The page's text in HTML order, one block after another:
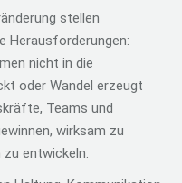
stellen
Herausforderungen:
nicht in die
oder Wandel erzeugt
Teams und
wirksam zu
zu entwickeln.